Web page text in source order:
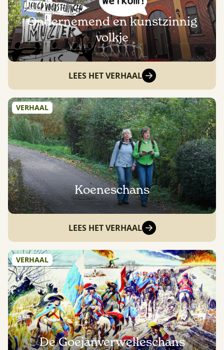
Ondernemend en kunstzinnig
volkje
LEES HET VERHAAL
VERHAAL
Koeneschans
LEES HET VERHAAL
VERHAAL
De Goejanverwelleschans